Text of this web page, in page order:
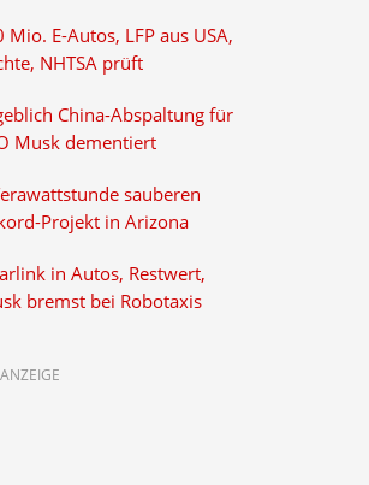
E-Autos, LFP aus USA,
NHTSA prüft
China-Abspaltung für
Musk dementiert
sauberen
Projekt in Arizona
in Autos, Restwert,
bremst bei Robotaxis
ANZEIGE